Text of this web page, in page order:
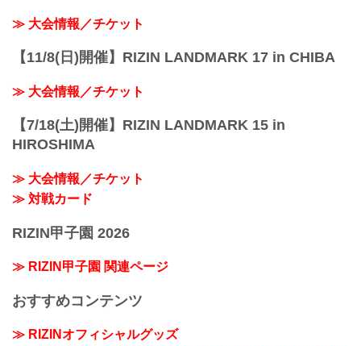
≫ 大会情報／チケット
【11/8(日)開催】RIZIN LANDMARK 17 in CHIBA
≫ 大会情報／チケット
【7/18(土)開催】RIZIN LANDMARK 15 in
HIROSHIMA
≫ 大会情報／チケット
≫ 対戦カード
RIZIN甲子園 2026
≫ RIZIN甲子園 関連ページ
おすすめコンテンツ
≫ RIZINオフィシャルグッズ